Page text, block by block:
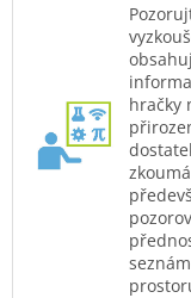
hračky